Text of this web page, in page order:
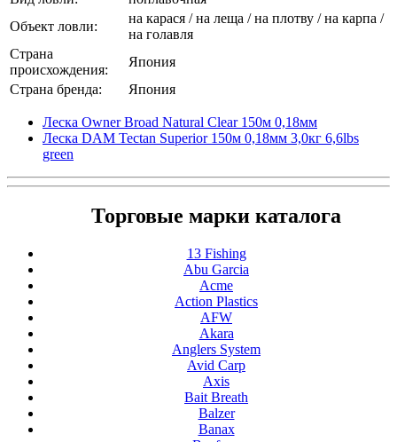
Объект ловли:
на карася / на леща / на плотву / на карпа /
на голавля
Страна
происхождения:
Япония
Страна бренда:
Япония
Леска Owner Broad Natural Clear 150м 0,18мм
Леска DAM Tectan Superior 150м 0,18мм 3,0кг 6,6lbs
green
Торговые марки каталога
13 Fishing
Abu Garcia
Acme
Action Plastics
AFW
Akara
Anglers System
Avid Carp
Axis
Bait Breath
Balzer
Banax